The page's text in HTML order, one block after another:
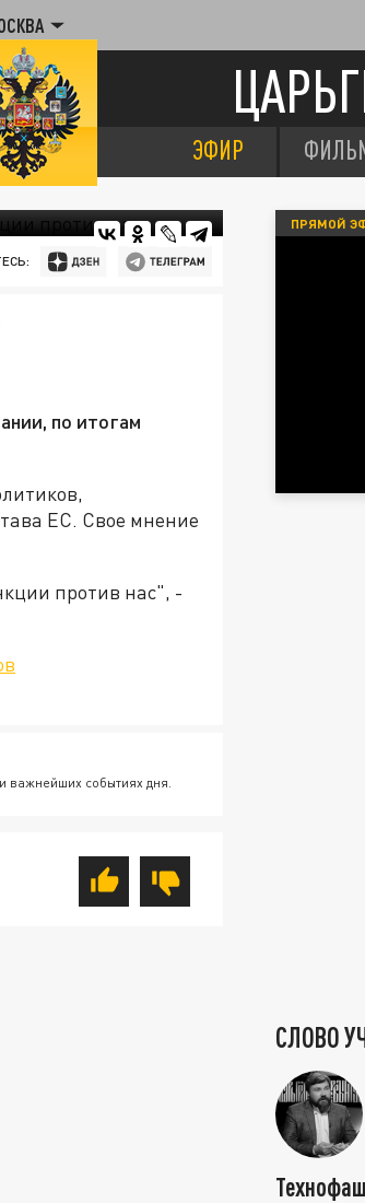
ЭФИР
по итогам
ЕС. Свое мнение
против нас", -
важнейших событиях дня.
ПРЯМОЙ
СЛОВО